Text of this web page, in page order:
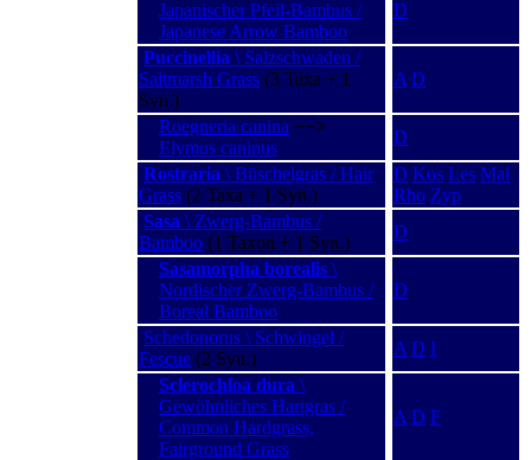
Japanischer Pfeil-Bambus /
Japanese Arrow Bamboo
D
Puccinellia \ Salzschwaden /
Saltmarsh Grass (3 Taxa + 1
Syn.)
A D
Roegneria canina −−>
Elymus caninus
D
Rostraria \ Büschelgras / Hair
Grass (2 Taxa + 1 Syn.)
D Kos Les Mal
Rho Zyp
Sasa \ Zwerg-Bambus /
Bamboo (1 Taxon + 1 Syn.)
D
Sasamorpha borealis \
Nordischer Zwerg-Bambus /
Boreal Bamboo
D
Schedonorus \ Schwingel /
Fescue (2 Syn.)
A D I
Sclerochloa dura \
Gewöhnliches Hartgras /
Common Hardgrass,
Fairground Grass
A D F